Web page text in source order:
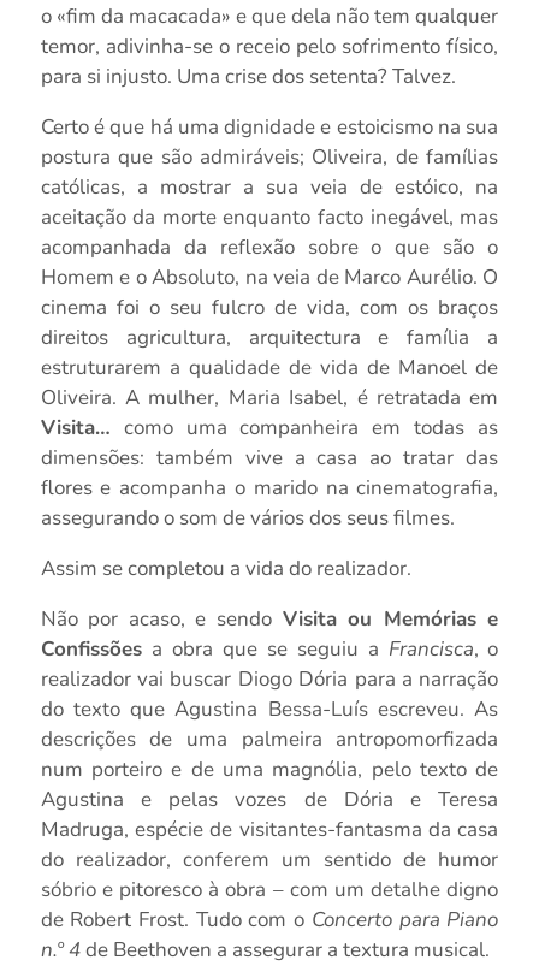
o «fim da macacada» e que dela não tem qualquer
temor, adivinha-se o receio pelo sofrimento físico,
para si injusto. Uma crise dos setenta? Talvez.
Certo é que há uma dignidade e estoicismo na sua
postura que são admiráveis; Oliveira, de famílias
católicas, a mostrar a sua veia de estóico, na
aceitação da morte enquanto facto inegável, mas
acompanhada da reflexão sobre o que são o
Homem e o Absoluto, na veia de Marco Aurélio. O
cinema foi o seu fulcro de vida, com os braços
direitos agricultura, arquitectura e família a
estruturarem a qualidade de vida de Manoel de
Oliveira. A mulher, Maria Isabel, é retratada em
Visita… como uma companheira em todas as
dimensões: também vive a casa ao tratar das
flores e acompanha o marido na cinematografia,
assegurando o som de vários dos seus filmes.
Assim se completou a vida do realizador.
Não por acaso, e sendo Visita ou Memórias e
Confissões a obra que se seguiu a Francisca, o
realizador vai buscar Diogo Dória para a narração
do texto que Agustina Bessa-Luís escreveu. As
descrições de uma palmeira antropomorfizada
num porteiro e de uma magnólia, pelo texto de
Agustina e pelas vozes de Dória e Teresa
Madruga, espécie de visitantes-fantasma da casa
do realizador, conferem um sentido de humor
sóbrio e pitoresco à obra – com um detalhe digno
de Robert Frost. Tudo com o Concerto para Piano
n.º 4de Beethoven a assegurar a textura musical.